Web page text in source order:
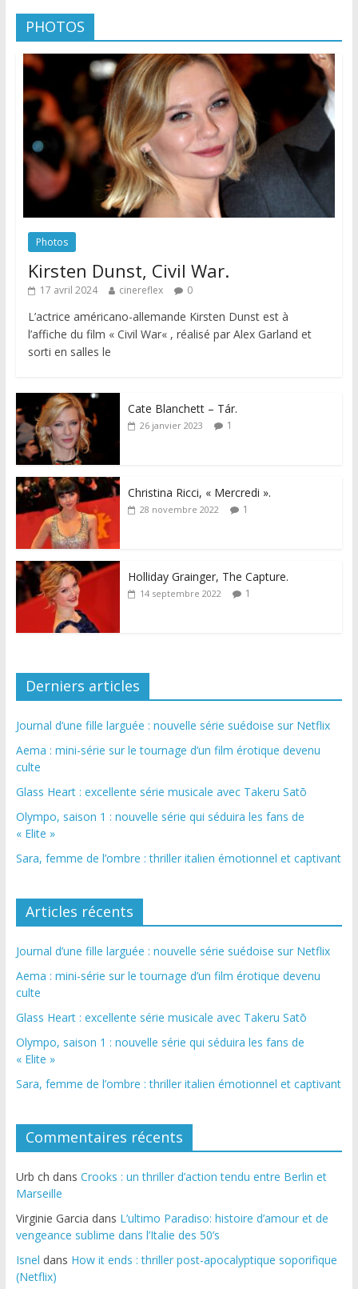
PHOTOS
Photos
Kirsten Dunst, Civil War.
17 avril 2024 cinereflex 0
L’actrice américano-allemande Kirsten Dunst est à
l’affiche du film « Civil War« , réalisé par Alex Garland et
sorti en salles le
Cate Blanchett – Tár.
26 janvier 2023 1
Christina Ricci, « Mercredi ».
28 novembre 2022 1
Holliday Grainger, The Capture.
14 septembre 2022 1
Derniers articles
Journal d’une fille larguée : nouvelle série suédoise sur Netflix
Aema : mini-série sur le tournage d’un film érotique devenu
culte
Glass Heart : excellente série musicale avec Takeru Satō
Olympo, saison 1 : nouvelle série qui séduira les fans de
« Elite »
Sara, femme de l’ombre : thriller italien émotionnel et captivant
Articles récents
Journal d’une fille larguée : nouvelle série suédoise sur Netflix
Aema : mini-série sur le tournage d’un film érotique devenu
culte
Glass Heart : excellente série musicale avec Takeru Satō
Olympo, saison 1 : nouvelle série qui séduira les fans de
« Elite »
Sara, femme de l’ombre : thriller italien émotionnel et captivant
Commentaires récents
Urb ch dans Crooks : un thriller d’action tendu entre Berlin et
Marseille
Virginie Garcia dans L’ultimo Paradiso: histoire d’amour et de
vengeance sublime dans l’Italie des 50’s
Isnel dans How it ends : thriller post-apocalyptique soporifique
(Netflix)